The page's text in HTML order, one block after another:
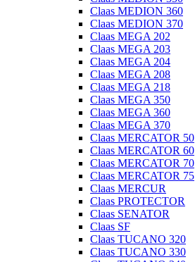
Claas MEDION 360
Claas MEDION 370
Claas MEGA 202
Claas MEGA 203
Claas MEGA 204
Claas MEGA 208
Claas MEGA 218
Claas MEGA 350
Claas MEGA 360
Claas MEGA 370
Claas MERCATOR 50
Claas MERCATOR 60
Claas MERCATOR 70
Claas MERCATOR 75
Claas MERCUR
Claas PROTECTOR
Claas SENATOR
Claas SF
Claas TUCANO 320
Claas TUCANO 330